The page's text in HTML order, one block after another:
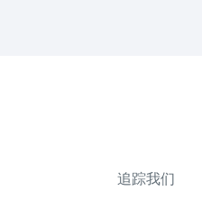
追踪我们